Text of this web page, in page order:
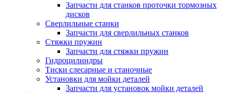
Запчасти для станков проточки тормозных
дисков
Сверлильные станки
Запчасти для сверлильных станков
Стяжки пружин
Запчасти для стяжки пружин
Гидроцилиндры
Тиски слесарные и станочные
Установки для мойки деталей
Запчасти для установок мойки деталей